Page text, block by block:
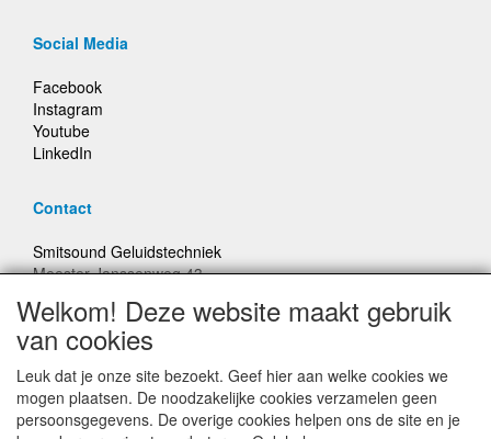
Social Media
Facebook
Instagram
Youtube
LinkedIn
Contact
Smitsound Geluidstechniek
Meester Janssenweg 43
E-mail: info@smitsound.nl
Telefoon: +31-(0)6-22256322
Bestellingen binnen Nederland, ongeacht gewicht, verstuurd
voor € 6,95
Welkom! Deze website maakt gebruik
van cookies
Leuk dat je onze site bezoekt. Geef hier aan welke cookies we
mogen plaatsen. De noodzakelijke cookies verzamelen geen
persoonsgegevens. De overige cookies helpen ons de site en je